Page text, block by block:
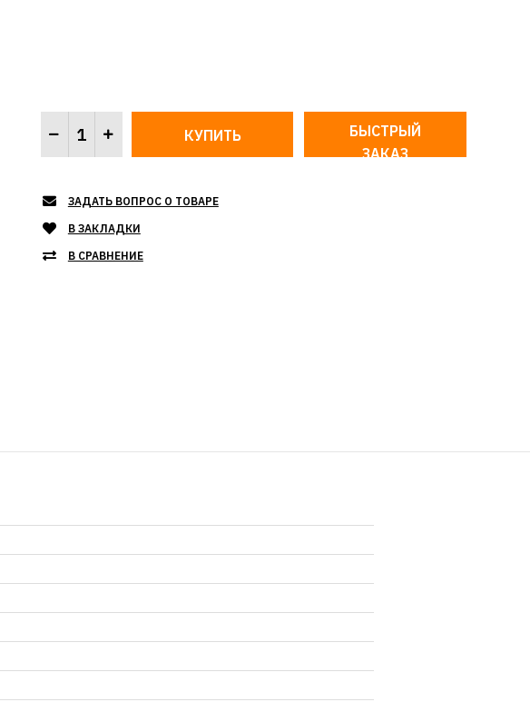
БЫСТРЫЙ
ЗАКАЗ
ЗАДАТЬ ВОПРОС О ТОВАРЕ
В ЗАКЛАДКИ
В СРАВНЕНИЕ